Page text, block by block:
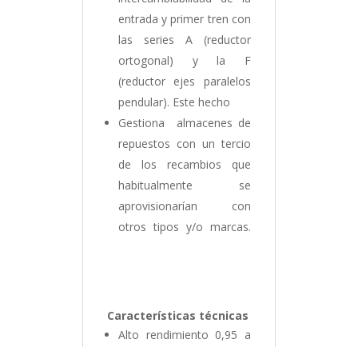
entrada y primer tren con
las series A (reductor
ortogonal) y la F
(reductor ejes paralelos
pendular). Este hecho
Gestiona almacenes de
repuestos con un tercio
de los recambios que
habitualmente se
aprovisionarían con
otros tipos y/o marcas.
Características técnicas
Alto rendimiento 0,95 a